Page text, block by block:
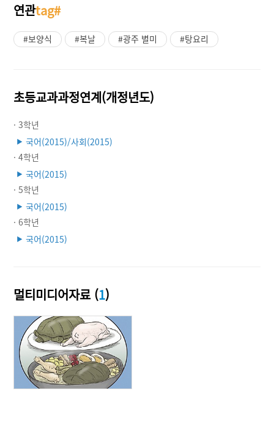
연관tag#
#보양식 #복날 #광주 별미 #탕요리
초등교과과정연계(개정년도)
· 3학년
▶ 국어(2015)/사회(2015)
· 4학년
▶ 국어(2015)
· 5학년
▶ 국어(2015)
· 6학년
▶ 국어(2015)
멀티미디어자료 (1)